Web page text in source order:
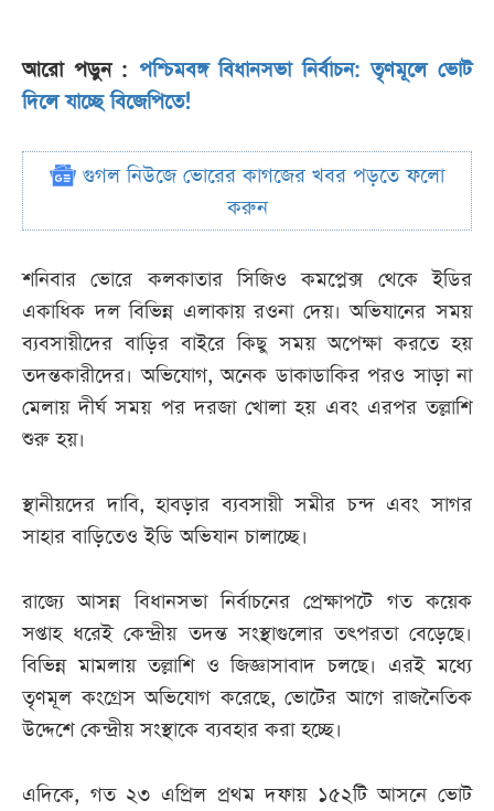
আরো পড়ুন : পশ্চিমবঙ্গ বিধানসভা নির্বাচন: তৃণমূলে ভোট
দিলে যাচ্ছে বিজেপিতে!
গুগল নিউজে ভোরের কাগজের খবর পড়তে ফলো
করুন
শনিবার ভোরে কলকাতার সিজিও কমপ্লেক্স থেকে ইডির
একাধিক দল বিভিন্ন এলাকায় রওনা দেয়। অভিযানের সময়
ব্যবসায়ীদের বাড়ির বাইরে কিছু সময় অপেক্ষা করতে হয়
তদন্তকারীদের। অভিযোগ, অনেক ডাকাডাকির পরও সাড়া না
মেলায় দীর্ঘ সময় পর দরজা খোলা হয় এবং এরপর তল্লাশি
শুরু হয়।
স্থানীয়দের দাবি, হাবড়ার ব্যবসায়ী সমীর চন্দ এবং সাগর
সাহার বাড়িতেও ইডি অভিযান চালাচ্ছে।
রাজ্যে আসন্ন বিধানসভা নির্বাচনের প্রেক্ষাপটে গত কয়েক
সপ্তাহ ধরেই কেন্দ্রীয় তদন্ত সংস্থাগুলোর তৎপরতা বেড়েছে।
বিভিন্ন মামলায় তল্লাশি ও জিজ্ঞাসাবাদ চলছে। এরই মধ্যে
তৃণমূল কংগ্রেস অভিযোগ করেছে, ভোটের আগে রাজনৈতিক
উদ্দেশে কেন্দ্রীয় সংস্থাকে ব্যবহার করা হচ্ছে।
এদিকে, গত ২৩ এপ্রিল প্রথম দফায় ১৫২টি আসনে ভোট